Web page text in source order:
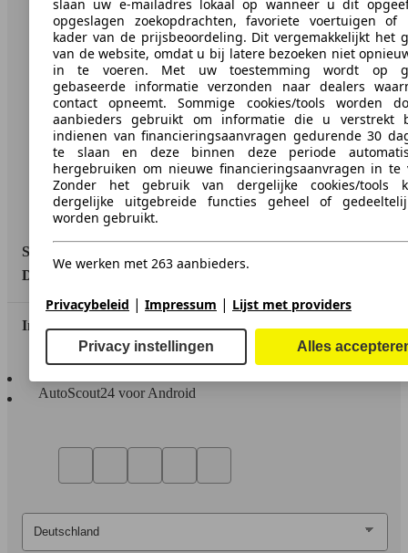
Over AutoScout24
Pers
Disclaimer
Wettelijke rechten
Privacy
Media
Toegankelijkheidsverklaring
Service
Dealerrubriek
In contact te blijven
AutoScout24 voor Android
slaan uw e-mailadres lokaal op wanneer u dit
opgeslagen zoekopdrachten, favoriete voertuigen
kader van de prijsbeoordeling. Dit vergemakkelijkt het
van de website, omdat u bij latere bezoeken niet
in te voeren. Met uw toestemming wordt op
gebaseerde informatie verzonden naar dealers
contact opneemt. Sommige cookies/tools worden
aanbieders gebruikt om informatie die u verstrekt
indienen van financieringsaanvragen gedurende 30
te slaan en deze binnen deze periode
hergebruiken om nieuwe financieringsaanvragen in te
Zonder het gebruik van dergelijke cookies/tools
dergelijke uitgebreide functies geheel of
worden gebruikt.
We werken met 263 aanbieders.
Privacybeleid | Impressum | Lijst met providers
Privacy instellingen Alles